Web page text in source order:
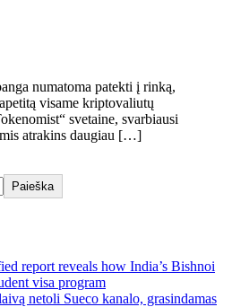
numatoma patekti į rinką,
visame kriptovaliutų
svetaine, svarbiausi
atrakins daugiau […]
Paieška
report reveals how India’s Bishnoi
visa program
netoli Sueco kanalo, grasindamas